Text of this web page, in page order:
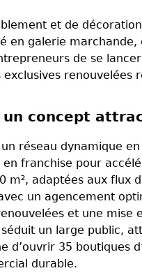
et de
en galerie
de se
un concept
réseau dynamique
en franchise pour
m², adaptées aux
un agencement
et une
un large public,
d’ouvrir 35 boutiques
durable.